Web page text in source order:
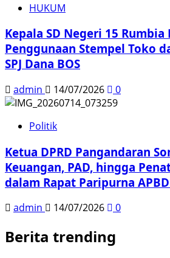
HUKUM
Kepala SD Negeri 15
Penggunaan Stempel Toko
SPJ Dana BOS
admin 14/07/2026 0
Politik
Ketua DPRD Pangandaran
Keuangan, PAD, hingga
dalam Rapat Paripurna
admin 14/07/2026 0
Berita trending